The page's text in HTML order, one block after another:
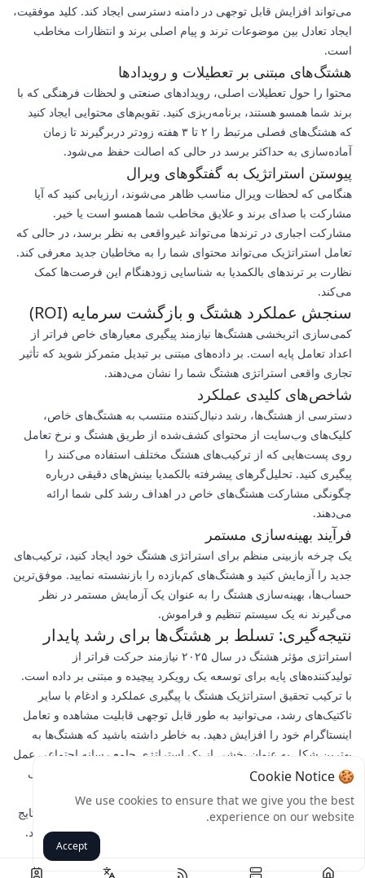
می‌تواند افزایش قابل توجهی در دامنه دسترسی ایجاد کند. کلید موفقیت،
ایجاد تعادل بین موضوعات ترند و پیام اصلی برند و انتظارات مخاطب
است.
هشتگ‌های مبتنی بر تعطیلات و رویدادها
محتوا را حول تعطیلات اصلی، رویدادهای صنعتی و لحظات فرهنگی که با
برند شما همسو هستند، برنامه‌ریزی کنید. تقویم‌های محتوایی ایجاد کنید
که هشتگ‌های فصلی مرتبط را ۲ تا ۳ هفته زودتر دربرگیرند تا زمان
آماده‌سازی به حداکثر برسد در حالی که اصالت حفظ می‌شود.
پیوستن استراتژیک به گفتگوهای ویرال
هنگامی که لحظات ویرال مناسب ظاهر می‌شوند، ارزیابی کنید که آیا
مشارکت با صدای برند و علایق مخاطب شما همسو است یا خیر.
مشارکت اجباری در ترندها می‌تواند غیرواقعی به نظر برسد، در حالی که
تعامل استراتژیک می‌تواند محتوای شما را به مخاطبان جدید معرفی کند.
نظارت بر ترندهای بالکمدیا به شناسایی زودهنگام این فرصت‌ها کمک
می‌کند.
سنجش عملکرد هشتگ و بازگشت سرمایه (ROI)
کمی‌سازی اثربخشی هشتگ‌ها نیازمند پیگیری معیارهای خاص فراتر از
اعداد تعامل پایه است. بر داده‌های مبتنی بر تبدیل متمرکز شوید که تأثیر
تجاری واقعی استراتژی هشتگ شما را نشان می‌دهند.
شاخص‌های کلیدی عملکرد
دسترسی از هشتگ‌ها، رشد دنبال‌کننده منتسب به هشتگ‌های خاص،
کلیک‌های وب‌سایت از محتوای کشف‌شده از طریق هشتگ و نرخ تعامل
روی پست‌هایی که از ترکیب‌های هشتگ مختلف استفاده می‌کنند را
پیگیری کنید. تحلیل‌گرهای پیشرفته بالکمدیا بینش‌های دقیقی درباره
چگونگی مشارکت هشتگ‌های خاص در اهداف رشد کلی شما ارائه
می‌دهند.
فرآیند بهینه‌سازی مستمر
یک چرخه بازبینی منظم برای استراتژی هشتگ خود ایجاد کنید، ترکیب‌های
جدید را آزمایش کنید و هشتگ‌های کم‌بازده را بازنشسته نمایید. موفق‌ترین
حساب‌ها، بهینه‌سازی هشتگ را به عنوان یک آزمایش مستمر در نظر
می‌گیرند نه یک سیستم تنظیم و فراموش.
نتیجه‌گیری: تسلط بر هشتگ‌ها برای رشد پایدار
استراتژی مؤثر هشتگ در سال ۲۰۲۵ نیازمند حرکت فراتر از
تولیدکننده‌های پایه برای توسعه یک رویکرد پیچیده و مبتنی بر داده است.
با ترکیب تحقیق استراتژیک هشتگ با پیگیری عملکرد و ادغام با سایر
تاکتیک‌های رشد، می‌توانید به طور قابل توجهی قابلیت مشاهده و تعامل
اینستاگرام خود را افزایش دهید. به خاطر داشته باشید که هشتگ‌ها به
بهترین شکل به عنوان بخشی از یک استراتژی جامع رسانه اجتماعی عمل
می‌کنند که شامل محتوای باکیفیت، تعامل مستمر و تقویت استراتژیک
است. آماده ارتقای حضور اینستاگرام خود هستید؟ مجموعه ابزارهای
رشد بالکمدیا را که برای تکمیل استراتژی هشتگ شما و دستیابی به نتایج
معنادار برای برند یا پروفایل شخصی‌تان طراحی شده‌اند، بررسی کنید.
🍪 Cookie Notice
We use cookies to ensure that we give you the best
experience on our website.
Accept